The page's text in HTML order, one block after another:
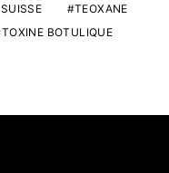
SUISSE
TEOXANE
TOXINE BOTULIQUE